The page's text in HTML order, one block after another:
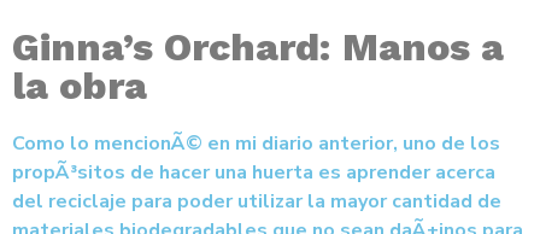
Ginna’s Orchard: Manos a
la obra
Como lo mencionÃ© en mi diario anterior, uno de los
propÃ³sitos de hacer una huerta es aprender acerca
del reciclaje para poder utilizar la mayor cantidad de